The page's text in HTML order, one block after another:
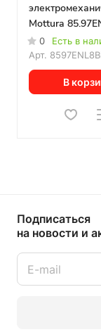
Mottura
0
Есть в
Арт.
В
Подписаться
на новости и